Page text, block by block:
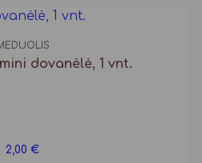
dovanėlė, 1 vnt.
2,00 €